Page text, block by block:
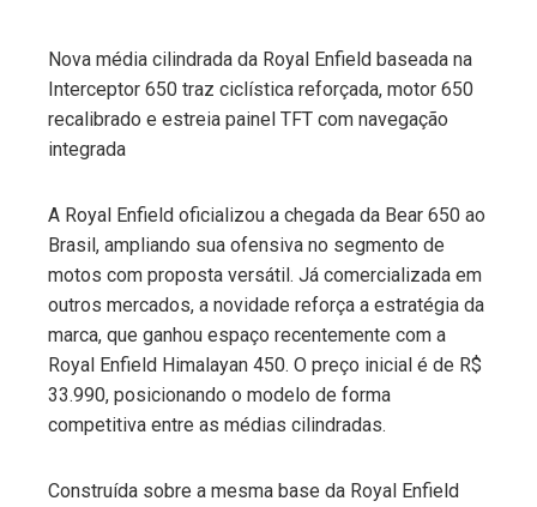
Nova média cilindrada da Royal Enfield baseada na
Interceptor 650 traz ciclística reforçada, motor 650
recalibrado e estreia painel TFT com navegação
integrada
A Royal Enfield oficializou a chegada da Bear 650 ao
Brasil, ampliando sua ofensiva no segmento de
motos com proposta versátil. Já comercializada em
outros mercados, a novidade reforça a estratégia da
marca, que ganhou espaço recentemente com a
Royal Enfield Himalayan 450. O preço inicial é de R$
33.990, posicionando o modelo de forma
competitiva entre as médias cilindradas.
Construída sobre a mesma base da Royal Enfield